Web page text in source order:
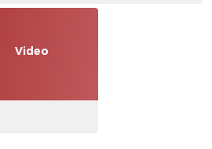
Video